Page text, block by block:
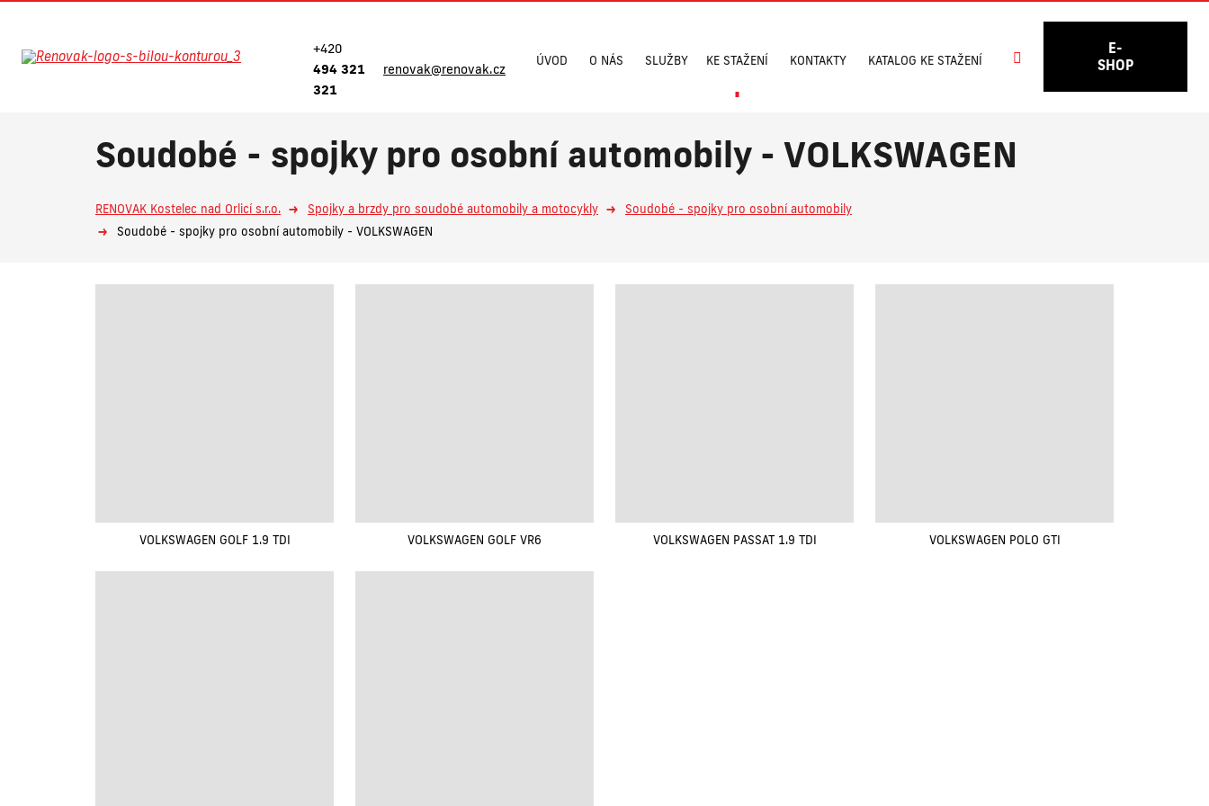
+420
494 321
321
renovak@renovak.cz
ÚVOD O NÁS SLUŽBY KE STAŽENÍ KONTAKTY KATALOG KE STAŽENÍ
E-
SHOP
Soudobé - spojky pro osobní automobily - VOLKSWAGEN
RENOVAK Kostelec nad Orlicí s.r.o. Spojky a brzdy pro soudobé automobily a motocykly
Soudobé - spojky pro osobní automobily
Soudobé - spojky pro osobní automobily - VOLKSWAGEN
VOLKSWAGEN GOLF 1.9 TDI VOLKSWAGEN GOLF VR6 VOLKSWAGEN PASSAT 1.9 TDI VOLKSWAGEN POLO GTI